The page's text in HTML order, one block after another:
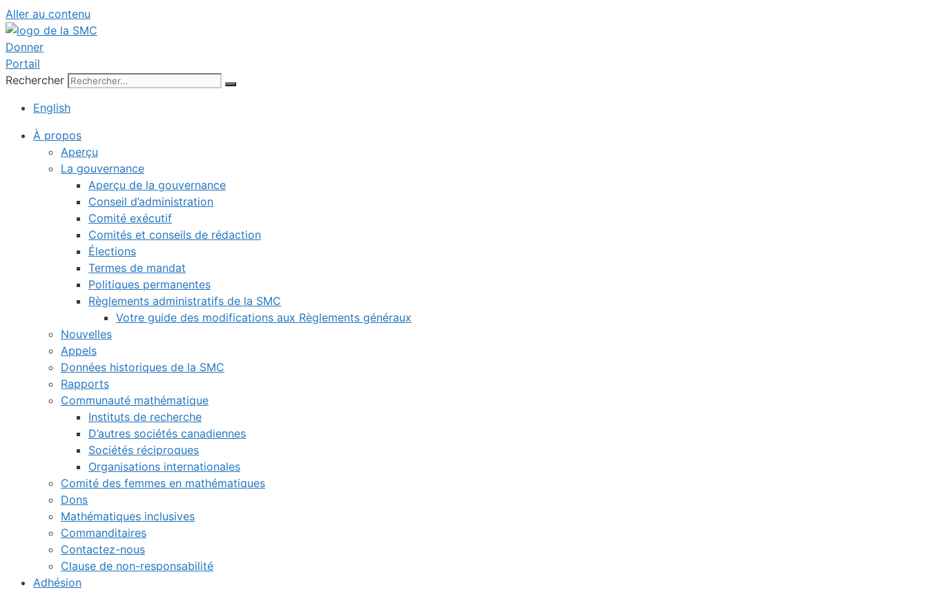
Aller au contenu
Donner
Portail
Rechercher
English
À propos
Aperçu
La gouvernance
Aperçu de la gouvernance
Conseil d’administration
Comité exécutif
Comités et conseils de rédaction
Élections
Termes de mandat
Politiques permanentes
Règlements administratifs de la SMC
Votre guide des modifications aux Règlements généraux
Nouvelles
Appels
Données historiques de la SMC
Rapports
Communauté mathématique
Instituts de recherche
D’autres sociétés canadiennes
Sociétés réciproques
Organisations internationales
Comité des femmes en mathématiques
Dons
Mathématiques inclusives
Commanditaires
Contactez-nous
Clause de non-responsabilité
Adhésion